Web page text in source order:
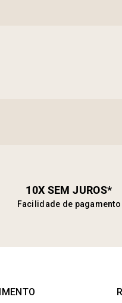
10X SEM JUROS*
Facilidade de pagamento